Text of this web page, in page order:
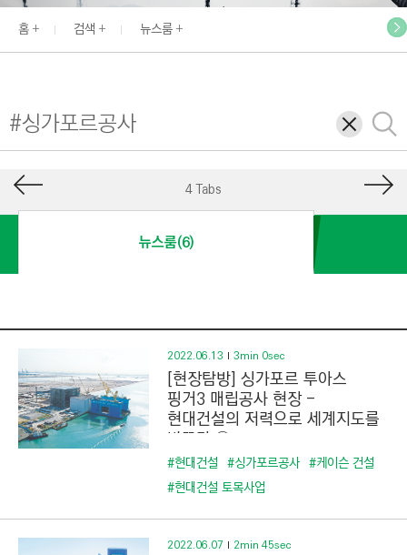
E
N
N
E
I
N
O
S
T
R
U
홈 검색 뉴스룸
삭
제
검
색
4 Tabs
뉴스룸(6)
2022.06.13 3min 0sec
[현장탐방] 싱가포르 투아스
핑거3 매립공사 현장 -
현대건설의 저력으로 세계지도를
바꾸다 ①
#현대건설 #싱가포르공사 #케이슨 건설
#현대건설 토목사업
2022.06.07 2min 45sec